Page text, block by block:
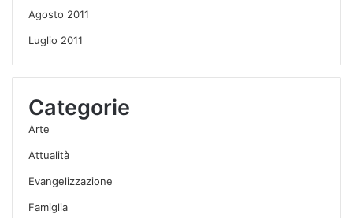
Agosto 2011
Luglio 2011
Categorie
Arte
Attualità
Evangelizzazione
Famiglia